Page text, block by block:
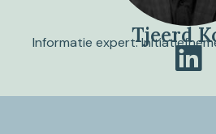
Tjeerd
Informatie expert.